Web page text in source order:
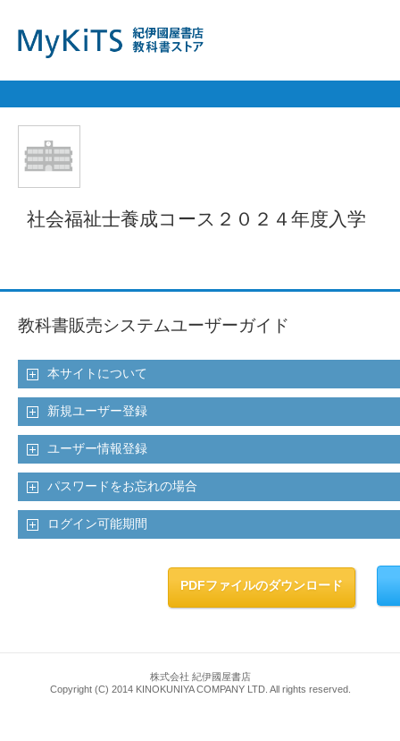
社会福祉士養成コース２０２４年度入学
教科書販売システムユーザーガイド
本サイトについて
新規ユーザー登録
ユーザー情報登録
パスワードをお忘れの場合
ログイン可能期間
PDFファイルのダウンロード
株式会社 紀伊國屋書店
Copyright (C) 2014 KINOKUNIYA COMPANY LTD. All rights reserved.